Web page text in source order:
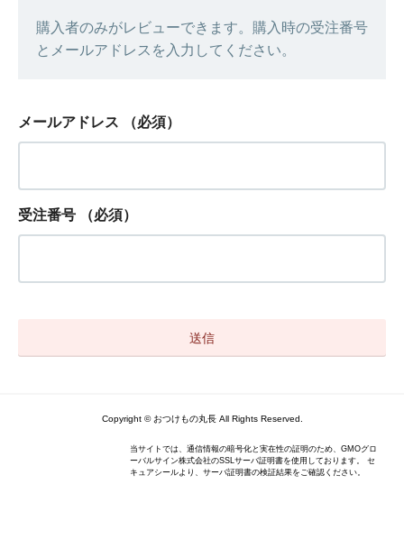
購入者のみがレビューできます。購入時の受注番号
とメールアドレスを入力してください。
メールアドレス （必須）
受注番号 （必須）
Copyright © おつけもの丸長 All Rights Reserved.
当サイトでは、通信情報の暗号化と実在性の証明のため、GMOグロ
ーバルサイン株式会社のSSLサーバ証明書を使用しております。 セ
キュアシールより、サーバ証明書の検証結果をご確認ください。